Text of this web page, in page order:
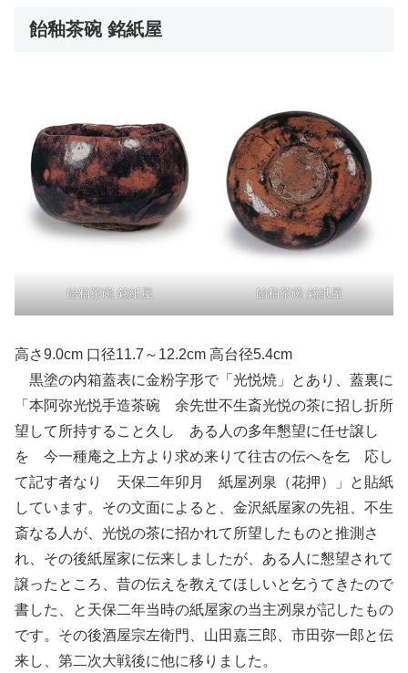
飴釉茶碗 銘紙屋
飴釉茶碗 銘紙屋 飴釉茶碗 銘紙屋
高さ9.0cm 口径11.7～12.2cm 高台径5.4cm
黒塗の内箱蓋表に金粉字形で「光悦焼」とあり、蓋裏に
「本阿弥光悦手造茶碗 余先世不生斎光悦の茶に招し折所
望して所持すること久し ある人の多年懇望に任せ譲し
を 今一種庵之上方より求め来りて往古の伝へを乞 応し
て記す者なり 天保二年卯月 紙屋冽泉（花押）」と貼紙
しています。その文面によると、金沢紙屋家の先祖、不生
斎なる人が、光悦の茶に招かれて所望したものと推測さ
れ、その後紙屋家に伝来しましたが、ある人に懇望されて
譲ったところ、昔の伝えを教えてほしいと乞うてきたので
書した、と天保二年当時の紙屋家の当主冽泉が記したもの
です。その後酒屋宗左衛門、山田嘉三郎、市田弥一郎と伝
来し、第二次大戦後に他に移りました。